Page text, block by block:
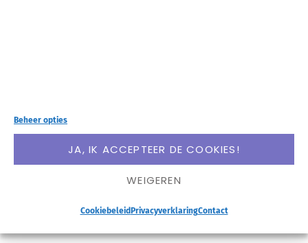
Beheer opties
JA, IK ACCEPTEER DE COOKIES!
WEIGEREN
Cookiebeleid PrivacyverklaringContact